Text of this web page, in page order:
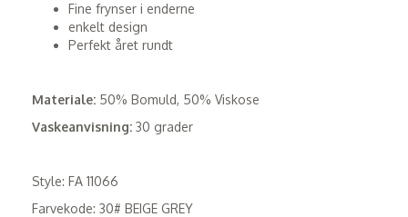
Fine frynser i enderne
enkelt design
Perfekt året rundt
Materiale: 50% Bomuld, 50% Viskose
Vaskeanvisning: 30 grader
Style: FA 11066
Farvekode: 30# BEIGE GREY